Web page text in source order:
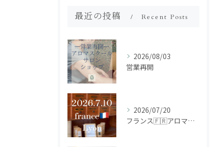
最近の投稿 Recent Posts
2026/08/03
営業再開
2026/07/20
フランス🇫🇷アロマ研修ツアー𝗱𝗮𝘆𝟮